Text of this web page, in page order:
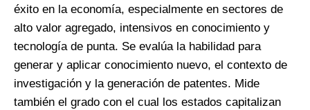
éxito en la economía, especialmente en sectores de
alto valor agregado, intensivos en conocimiento y
tecnología de punta. Se evalúa la habilidad para
generar y aplicar conocimiento nuevo, el contexto de
investigación y la generación de patentes. Mide
también el grado con el cual los estados capitalizan